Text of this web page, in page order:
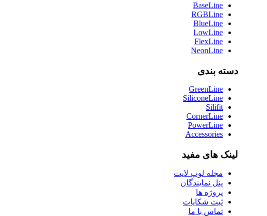
BaseLine
RGBLine
BlueLine
LowLine
FlexLine
NeonLine
دسته بندی
GreenLine
SiliconeLine
Silifit
CornerLine
PowerLine
Accessories
لینک های مفید
مجله لوپ لایت
پنل نمایندگان
پروژه ها
ثبت شکایات
تماس با ما